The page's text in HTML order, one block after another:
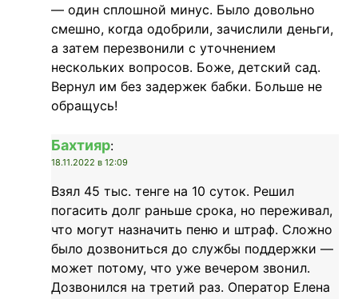
— один сплошной минус. Было довольно
смешно, когда одобрили, зачислили деньги,
а затем перезвонили с уточнением
нескольких вопросов. Боже, детский сад.
Вернул им без задержек бабки. Больше не
обращусь!
Бахтияр:
18.11.2022 в 12:09
Взял 45 тыс. тенге на 10 суток. Решил
погасить долг раньше срока, но переживал,
что могут назначить пеню и штраф. Сложно
было дозвониться до службы поддержки —
может потому, что уже вечером звонил.
Дозвонился на третий раз. Оператор Елена